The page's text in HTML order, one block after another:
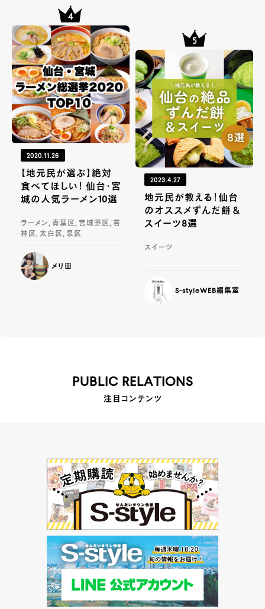
2020.11.26
【地元民が選ぶ】絶対
食べてほしい！ 仙台・宮
城の人気ラーメン10選
ラーメン, 青葉区, 宮城野区, 若
林区, 太白区, 泉区
メリ田
2023.4.27
地元民が教える！仙台
のオススメずんだ餅＆
スイーツ8選
スイーツ
S-styleWEB編集室
PUBLIC RELATIONS
注目コンテンツ